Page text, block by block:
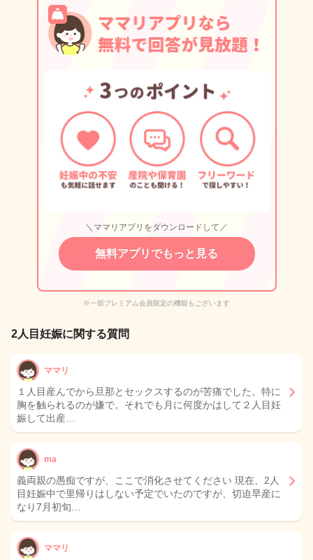
＼ママリアプリをダウンロードして／
無料アプリでもっと見る
※一部プレミアム会員限定の機能もございます
2人目妊娠に関する質問
ママリ
１人目産んでから旦那とセックスするのが苦痛でした。特に
胸を触られるのが嫌で。それでも月に何度かはして２人目妊
娠して出産…
ma
義両親の愚痴ですが、ここで消化させてください 現在、2人
目妊娠中で里帰りはしない予定でいたのですが、切迫早産に
なり7月初旬…
ママリ